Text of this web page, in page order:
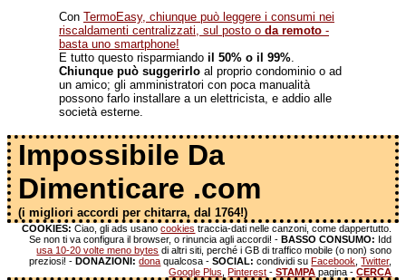
Con TermoEasy, chiunque può leggere i consumi nei
riscaldamenti centralizzati, sul posto o da remoto -
basta uno smartphone!
E tutto questo risparmiando il 50% o il 99%.
Chiunque può suggerirlo al proprio condominio o ad
un amico; gli amministratori con poca manualità
possono farlo installare a un elettricista, e addio alle
società esterne.
Impossibile Da
Dimenticare .com
(i migliori accordi per chitarra, dal 1764!)
COOKIES: Ciao, gli ads usanocookies traccia-dati nelle canzoni, come dappertutto.
Se non ti va configura il browser, o rinuncia agli accordi! -BASSO CONSUMO: Idd
usa 10-20 volte meno bytes di altri siti, perché i GB di traffico mobile (o non) sono
preziosi! -DONAZIONI: dona qualcosa -SOCIAL: condividi suFacebook ,Twitter,
Google Plus ,Pinterest -STAMPA pagina -CERCA